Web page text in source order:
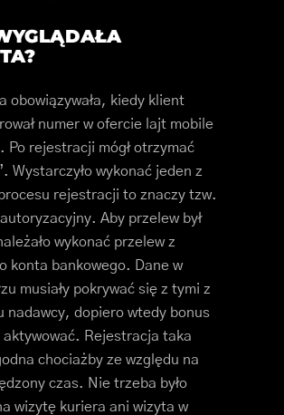
obowiązywała, kiedy klient
numer w ofercie lajt mobile
Po rejestracji mógł otrzymać
Wystarczyło wykonać jeden z
rejestracji to znaczy tzw.
Aby przelew był
wykonać przelew z
konta bankowego. Dane w
musiały pokrywać się z tymi z
nadawcy, dopiero wtedy bonus
aktywować. Rejestracja taka
chociażby ze względu na
czas. Nie trzeba było
wizytę kuriera ani wizyta w